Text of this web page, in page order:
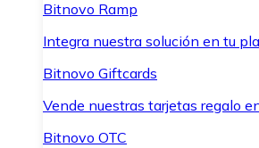
Bitnovo Ramp
Integra nuestra solución en tu
Bitnovo Giftcards
Vende nuestras tarjetas regalo
Bitnovo OTC